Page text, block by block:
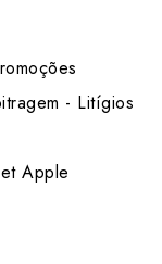
- Litígios
Apple